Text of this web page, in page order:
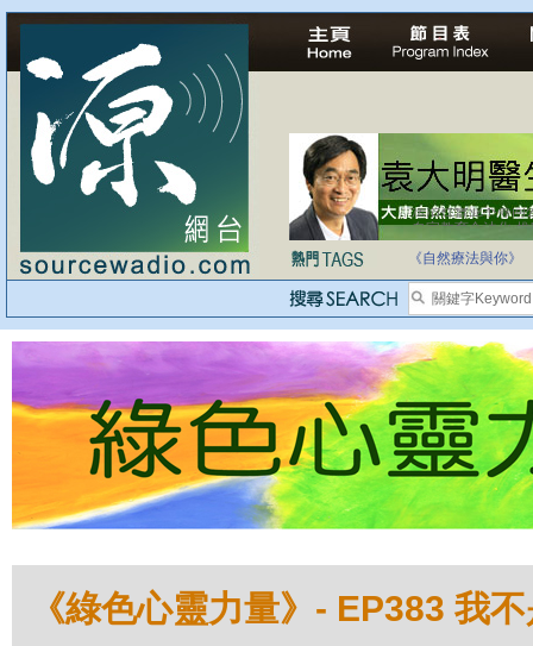
自家教育合法化-
《自然療法與你》
《綠色心靈力量》- EP383 我